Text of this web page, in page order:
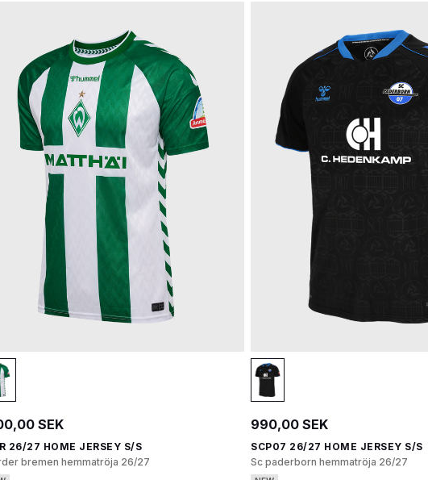
SEK
26/27 HOME JERSEY S/S
bremen hemmatröja 26/27
990,00 SEK
SCP07 26/27 HOME JERSEY S/S
Sc paderborn hemmatröja 26/27